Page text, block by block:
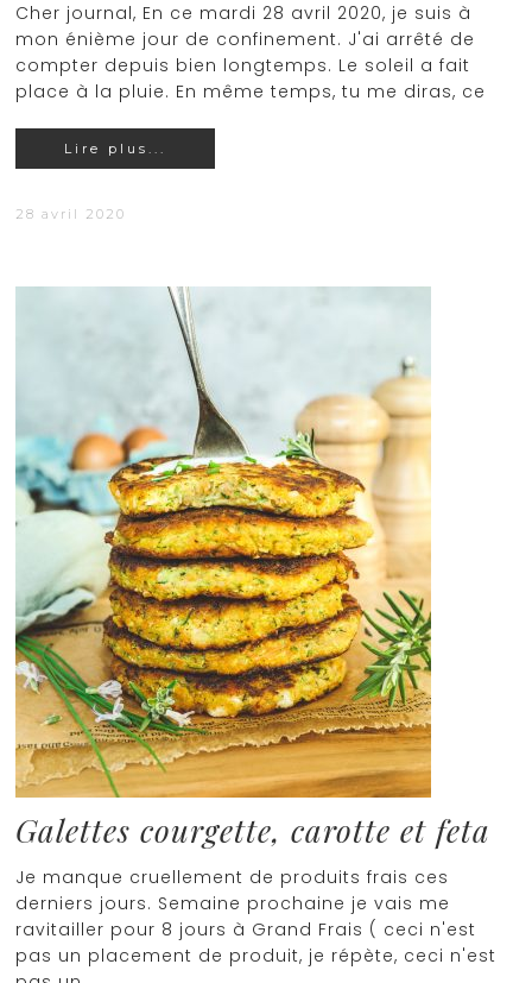
Cher journal, En ce mardi 28 avril 2020, je suis à
mon énième jour de confinement. J'ai arrêté de
compter depuis bien longtemps. Le soleil a fait
place à la pluie. En même temps, tu me diras, ce
Lire plus...
28 avril 2020
Galettes courgette, carotte et feta
Je manque cruellement de produits frais ces
derniers jours. Semaine prochaine je vais me
ravitailler pour 8 jours à Grand Frais ( ceci n'est
pas un placement de produit, je répète, ceci n'est